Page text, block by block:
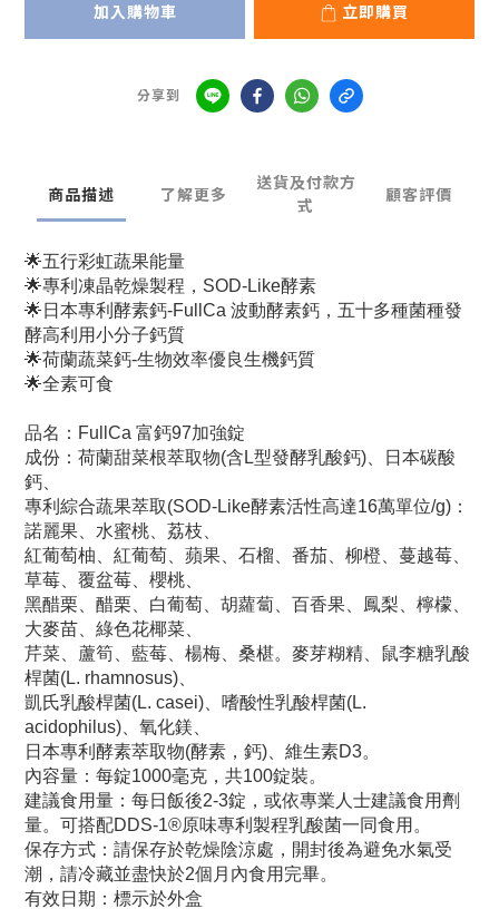
加入購物車 立即購買
分享到
商品描述 了解更多
送貨及付款方
式
顧客評價
🌟五行彩虹蔬果能量
🌟專利凍晶乾燥製程，SOD-Like酵素
🌟日本專利酵素鈣-FullCa 波動酵素鈣，五十多種菌種發
酵高利用小分子鈣質
🌟荷蘭蔬菜鈣-生物效率優良生機鈣質
🌟全素可食
品名：FullCa 富鈣97加強錠​
成份：荷蘭甜菜根萃取物(含L型發酵乳酸鈣)、日本碳酸
鈣、
專利綜合蔬果萃取(SOD-Like酵素活性高達16萬單位/g)：
諾麗果、水蜜桃、荔枝、
紅葡萄柚、紅葡萄、蘋果、石榴、番茄、柳橙、蔓越莓、
草莓、覆盆莓、櫻桃、
黑醋栗、醋栗、白葡萄、胡蘿蔔、百香果、鳳梨、檸檬、
大麥苗、綠色花椰菜、
芹菜、蘆筍、藍莓、楊梅、桑椹。麥芽糊精、鼠李糖乳酸
桿菌(L. rhamnosus)、
凱氏乳酸桿菌(L. casei)、嗜酸性乳酸桿菌(L.
acidophilus)、氧化鎂、
日本專利酵素萃取物(酵素，鈣)、維生素D3。
內容量：每錠1000毫克，共100錠裝。
建議食用量：每日飯後2-3錠，或依專業人士建議食用劑
量。可搭配DDS-1®原味專利製程乳酸菌一同食用​。
保存方式：請保存於乾燥陰涼處，開封後為避免水氣受
潮，請冷藏並盡快於2個月內食用完畢。
有效日期：標示於外盒